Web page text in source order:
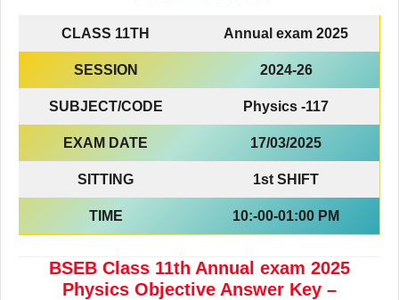
CLASS 11TH Annual exam 2025
SESSION 2024-26
SUBJECT/CODE Physics -117
EXAM DATE 17/03/2025
SITTING 1st SHIFT
TIME 10:-00-01:00 PM
BSEB Class 11th Annual exam 2025
Physics Objective Answer Key –